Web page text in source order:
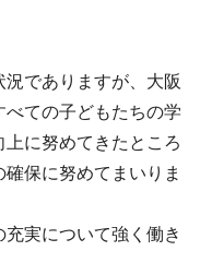
でありますが、大阪
ての子どもたちの学
に努めてきたところ
保に努めてまいりま
実について強く働き